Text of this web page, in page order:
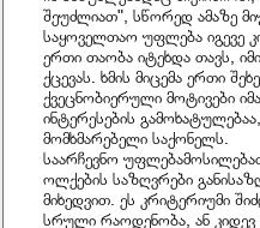
შეუძლიათ", სწორედ ამაზე
საყოველთაო უფლება იგევე
ერთი თაობა იტეხდა თავს,
ქცევას. ხმის მიცემა ერთი
ქვეცნობიერული მოტივები
ინტერესების
მომხმარებელი საქონელს.
საარჩევნო
ოლქების საზღვრები
მიხედვით. ეს კრიტერიუმი
სრული რაოდენობა, ან